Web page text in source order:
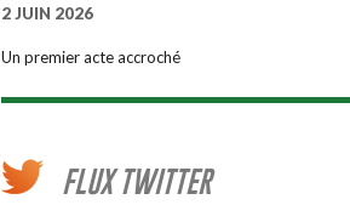
2 JUIN 2026
Un premier acte accroché
FLUX TWITTER